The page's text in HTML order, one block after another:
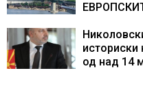
центри за
историски
од над 14